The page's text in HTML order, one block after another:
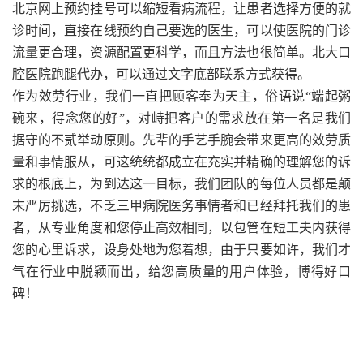
北京网上预约挂号可以缩短看病流程，让患者选择方便的就
诊时间，直接在线预约自己要选的医生，可以使医院的门诊
流量更合理，资源配置更科学，而且方法也很简单。北大口
腔医院跑腿代办，可以通过文字底部联系方式获得。
作为效劳行业，我们一直把顾客奉为天主，俗语说“端起粥
碗来，得念您的好”，对峙把客户的需求放在第一名是我们
据守的不贰举动原则。先辈的手艺手腕会带来更高的效劳质
量和事情服从，可这统统都成立在充实并精确的理解您的诉
求的根底上，为到达这一目标，我们团队的每位人员都是颠
末严厉挑选，不乏三甲病院医务事情者和已经拜托我们的患
者，从专业角度和您停止高效相同，以包管在短工夫内获得
您的心里诉求，设身处地为您着想，由于只要如许，我们才
气在行业中脱颖而出，给您高质量的用户体验，博得好口
碑！